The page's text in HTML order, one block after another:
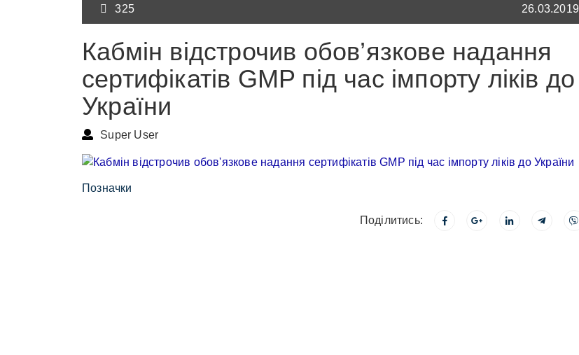
325 26.03.2019
Кабмін відстрочив обов’язкове надання
сертифікатів GMP під час імпорту ліків до
України
Super User
Позначки
Поділитись: